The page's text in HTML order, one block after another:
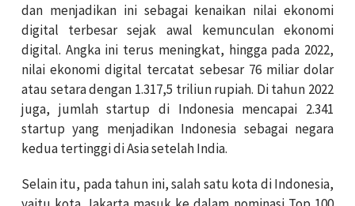
dan menjadikan ini sebagai kenaikan nilai ekonomi
digital terbesar sejak awal kemunculan ekonomi
digital. Angka ini terus meningkat, hingga pada 2022,
nilai ekonomi digital tercatat sebesar 76 miliar dolar
atau setara dengan 1.317,5 triliun rupiah. Di tahun 2022
juga, jumlah startup di Indonesia mencapai 2.341
startup yang menjadikan Indonesia sebagai negara
kedua tertinggi di Asia setelah India.
Selain itu, pada tahun ini, salah satu kota di Indonesia,